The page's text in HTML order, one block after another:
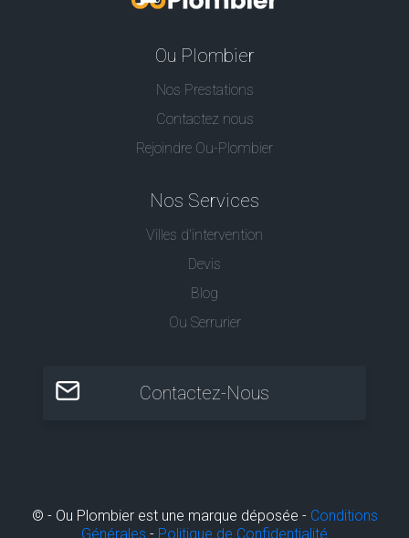
Ou Plombier
Nos Prestations
Contactez nous
Rejoindre Ou-Plombier
Nos Services
Villes d'intervention
Devis
Blog
Ou Serrurier
Contactez-Nous
© - Ou Plombier est une marque déposée - Conditions
Générales - Politique de Confidentialité